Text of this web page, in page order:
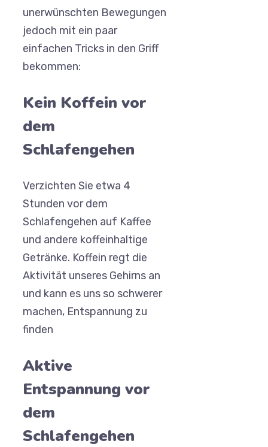
unerwünschten Bewegungen
jedoch mit ein paar
einfachen Tricks in den Griff
bekommen:
Kein Koffein vor
dem
Schlafengehen
Verzichten Sie etwa 4
Stunden vor dem
Schlafengehen auf Kaffee
und andere koffeinhaltige
Getränke. Koffein regt die
Aktivität unseres Gehirns an
und kann es uns so schwerer
machen, Entspannung zu
finden
Aktive
Entspannung vor
dem
Schlafengehen